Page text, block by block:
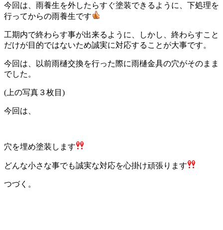
今回は、雨養生を外したらすぐ塗装できるように、下処理を
行ってからの雨養生です
工期内で終わらす事が出来るように、しかし、終わらすこと
だけが目的ではないため誠実に対応することが大事です。
今回は、以前雨樋交換を行った際に雨樋金具の穴がそのまま
でした。
(上の写真３枚目)
今回は、
穴を埋め塗装します
どんな小さな事でも誠実な対応を心掛け頑張ります
つづく。